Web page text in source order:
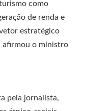
como
de renda e
estratégico
afirmou o ministro
pela jornalista,